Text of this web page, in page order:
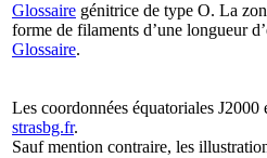
Glossaire génitrice de type O. La
forme de filaments d’une longueur
Glossaire.
Les coordonnées équatoriales J2000
strasbg.fr.
Sauf mention contraire, les